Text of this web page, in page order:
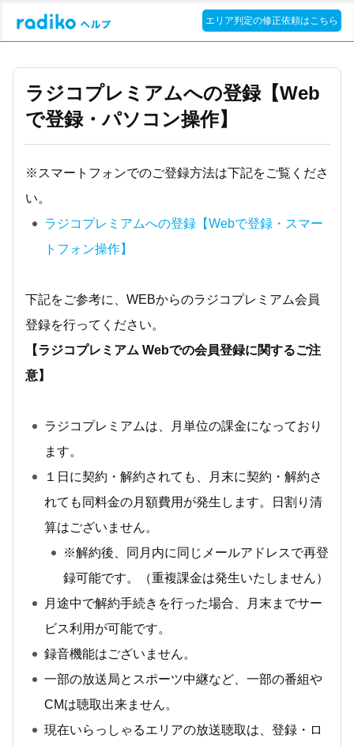
エリア判定の修正依頼はこちら
ラジコプレミアムへの登録【Web
で登録・パソコン操作】
※スマートフォンでのご登録方法は下記をご覧くださ
い。
ラジコプレミアムへの登録【Webで登録・スマー
トフォン操作】
下記をご参考に、WEBからのラジコプレミアム会員
登録を行ってください。
【ラジコプレミアム Webでの会員登録に関するご注
意】
ラジコプレミアムは、月単位の課金になっており
ます。
１日に契約・解約されても、月末に契約・解約さ
れても同料金の月額費用が発生します。日割り清
算はございません。
※解約後、同月内に同じメールアドレスで再登
録可能です。（重複課金は発生いたしません）
月途中で解約手続きを行った場合、月末までサー
ビス利用が可能です。
録音機能はございません。
一部の放送局とスポーツ中継など、一部の番組や
CMは聴取出来ません。
現在いらっしゃるエリアの放送聴取は、登録・ロ